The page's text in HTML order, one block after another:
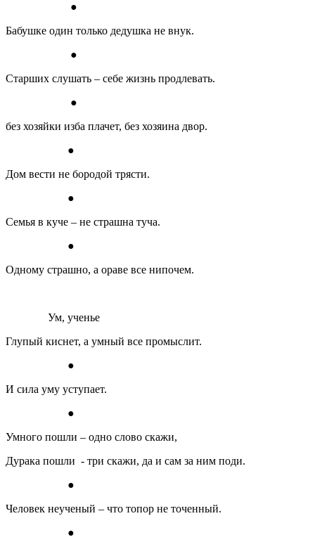
●
Бабушке один только дедушка не внук.
●
Старших слушать – себе жизнь продлевать.
●
без хозяйки изба плачет, без хозяина двор.
●
Дом вести не бородой трясти.
●
Семья в куче – не страшна туча.
●
Одному страшно, а ораве все нипочем.
Ум, ученье
Глупый киснет, а умный все промыслит.
●
И сила уму уступает.
●
Умного пошли – одно слово скажи,
Дурака пошли - три скажи, да и сам за ним поди.
●
Человек неученый – что топор не точенный.
●